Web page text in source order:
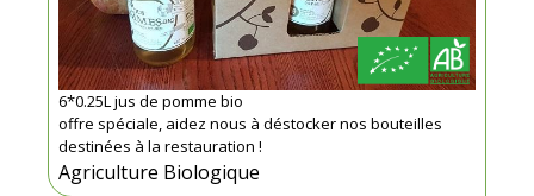
6*0.25L jus de pomme bio
offre spéciale, aidez nous à déstocker nos bouteilles
destinées à la restauration !
Agriculture Biologique